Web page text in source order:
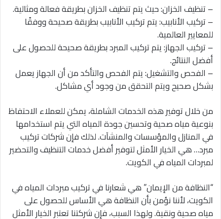
– تنظيف الخزان: حيث يتم تنظيف الخزان بطريقة فعالة ومثالية.
– تركيب الأنابيب: يتم تركيب الأنابيب بطريقة صحيحة ووفقًا
للمعايير العالمية.
– تركيب الجهاز: يتم تركيب المبرد بطريقة صحيحة للحصول على
أفضل النتائج.
– الفحص والتشغيل: يتم الفحص والتأكد من أن الجهاز يعمل
بشكل صحيح ويتم التحقق من وجود أي مشاكل.
من خلال توفير هذه الخدمات الشاملة، يمكن للعملاء الاحتفاظ
بنوعية مياه صحية وتحسين جودة المياه التي يتم استخدامها
في المنازل والمؤسسات والمنشآت. لذلك فإن شركات تركيب
مبرد… هي الخيار الأمثل لتوفير أفضل خدمات التنظيف والتحضير
لمبردات المياه في الكويت.
“النظافة من الإيمان” هي شعارنا في تركيب مبردات المياه في
الكويت، لأننا نؤمن بأن النظافة هي الأساس للحصول على
مياه صحية ونقية. ولهذا السبب، فإن شركتنا تعتبر الخيار الأمثل